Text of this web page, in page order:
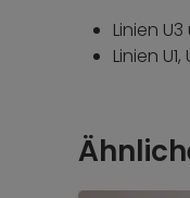
Linien
Linien